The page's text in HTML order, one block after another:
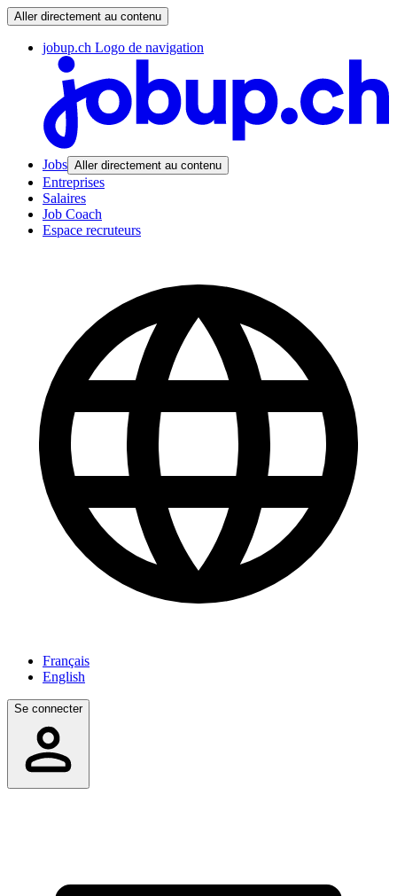
Aller directement au contenu
jobup.ch Logo de navigation
Jobs Aller directement au contenu
Entreprises
Salaires
Job Coach
Espace recruteurs
Français
English
Se connecter